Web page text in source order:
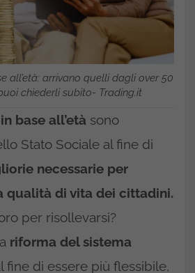
all’età: arrivano quelli dagli over 50
chiederli subito- Trading.it
base all’età sono
Stato Sociale al fine di
necessarie per
qualità di vita dei cittadini.
per risollevarsi?
riforma del sistema
fine di essere più flessibile,